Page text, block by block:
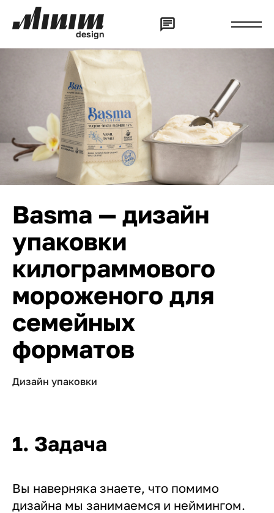
design
Basma — дизайн
упаковки
килограммового
мороженого для
семейных
форматов
Дизайн упаковки
1. Задача
Вы наверняка знаете, что помимо
дизайна мы занимаемся и неймингом.